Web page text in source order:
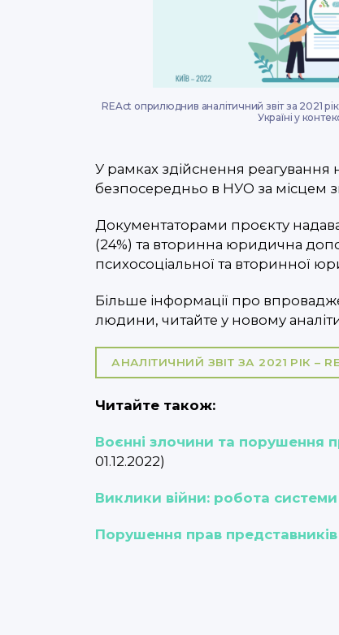
REAct оприлюднив аналітичний звіт за 2021
Україні у
У рамках здійснення
безпосередньо в НУО за місцем
Документаторами проєкту
(24%) та вторинна юридична
психосоціальної та вторинної
Більше інформації про
людини, читайте у новому
АНАЛІТИЧНИЙ ЗВІТ ЗА 2021 РІК –
Читайте також:
Воєнні злочини та порушення
01.12.2022)
Виклики війни: робота системи
Порушення прав представників